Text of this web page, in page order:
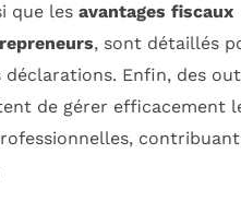
que les avantages fiscaux
, sont détaillés
Enfin, des
de gérer efficacement